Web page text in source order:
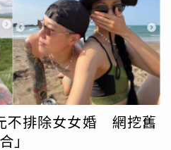
嗎？」由於這樣既不會影響送
是否仍有剩餐，因此比直接要
。不少人更直言，只要還有多
沒有人會因為這樣不高興」。
通常無法留到下一趟航班使
規定處理，因此若還有剩餘，
能避免浪費，也能讓餐點發揮
點剛好全部發完，或剩餘數量
不排除女女婚 網挖舊
」